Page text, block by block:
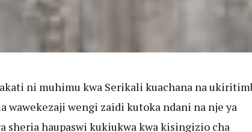
ni muhimu kwa Serikali kuachana na
wawekezaji wengi zaidi kutoka ndani na nje ya
sheria haupaswi kukiukwa kwa kisingizio cha